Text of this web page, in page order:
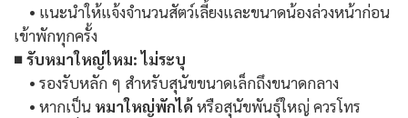
• แนะนำให้แจ้งจำนวนสัตว์เลี้ยงและขนาดน้องล่วงหน้าก่อน
เข้าพักทุกครั้ง
■ รับหมาใหญ่ไหม: ไม่ระบุ
• รองรับหลัก ๆ สำหรับสุนัขขนาดเล็กถึงขนาดกลาง
• หากเป็น หมาใหญ่พักได้ หรือสุนัขพันธุ์ใหญ่ ควรโทร